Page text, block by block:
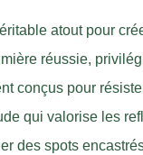
atout pour
réussie,
conçus pour
qui valorise les
des spots